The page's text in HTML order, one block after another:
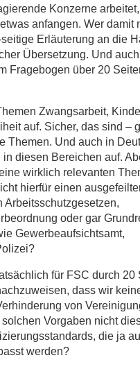
Konzerne
anfangen. Wer damit
Erläuterung an die
Übersetzung. Und
Fragebogen über 20
Zwangsarbeit,
auf. Sicher, das sind –
Themen. Und auch in
diesen Bereichen auf.
wirklich relevanten
hierfür einen
Arbeitsschutzgesetzen,
oder gar
Gewerbeaufsichtsamt,
für FSC durch 20
dass wir
von
Vorgaben nicht
die ja
werden?